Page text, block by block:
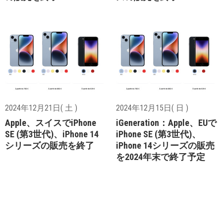
2024年12月21日( 土 )
Apple、スイスでiPhone
SE (第3世代)、iPhone 14
シリーズの販売を終了
2024年12月15日( 日 )
iGeneration：Apple、EUで
iPhone SE (第3世代)、
iPhone 14シリーズの販売
を2024年末で終了予定